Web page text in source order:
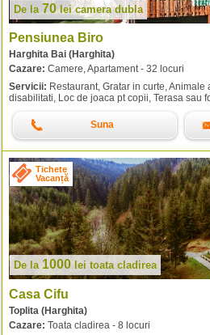
De la 70 leicamera dubla
Pensiunea Biro
Harghita Bai (Harghita)
Cazare: Camere, Apartament - 32 locuri
Servicii: Restaurant, Gratar in curte,
disabilitati, Loc de joaca pt copii, Terasa sau
Suna
Tichete
Vacanță
De la 1000 lei toata cladirea
Casa Cifu
Toplita (Harghita)
Cazare: Toata cladirea - 8 locuri